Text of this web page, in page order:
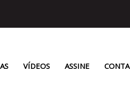
VÍDEOS ASSINE